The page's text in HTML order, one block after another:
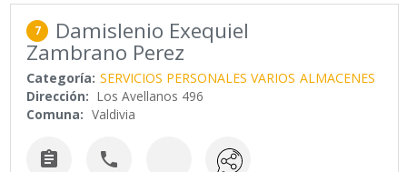
7 Damislenio Exequiel
Zambrano Perez
Categoría: SERVICIOS PERSONALES VARIOS ALMACENES
Dirección: Los Avellanos 496
Comuna: Valdivia
 